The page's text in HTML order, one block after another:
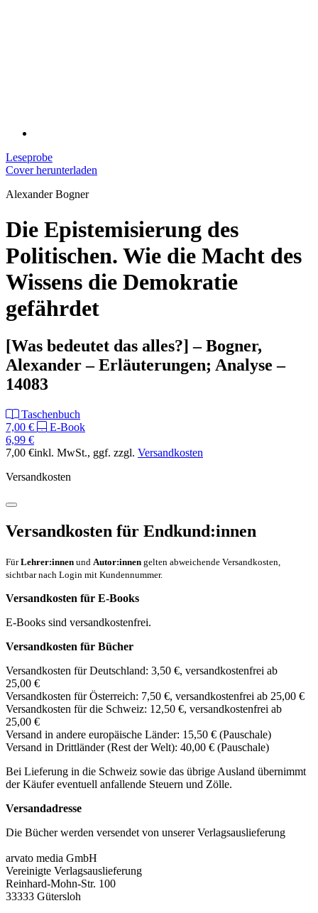
Leseprobe
Cover herunterladen
Alexander Bogner
Die Epistemisierung des
Politischen. Wie die Macht des
Wissens die Demokratie
gefährdet
[Was bedeutet das alles?] – Bogner,
Alexander – Erläuterungen; Analyse –
14083
Taschenbuch
7,00 €
E-Book
6,99 €
7,00 €inkl. MwSt., ggf. zzgl. Versandkosten
Versandkosten
Versandkosten für Endkund:innen
FürLehrer:innen und Autor:innen gelten abweichende Versandkosten,
sichtbar nach Login mit Kundennummer.
Versandkosten für E-Books
E-Books sind versandkostenfrei.
Versandkosten für Bücher
Versandkosten für Deutschland: 3,50 €, versandkostenfrei ab
25,00 €
Versandkosten für Österreich: 7,50 €, versandkostenfrei ab 25,00 €
Versandkosten für die Schweiz: 12,50 €, versandkostenfrei ab
25,00 €
Versand in andere europäische Länder: 15,50 € (Pauschale)
Versand in Drittländer (Rest der Welt): 40,00 € (Pauschale)
Bei Lieferung in die Schweiz sowie das übrige Ausland übernimmt
der Käufer eventuell anfallende Steuern und Zölle.
Versandadresse
Die Bücher werden versendet von unserer Verlagsauslieferung
arvato media GmbH
Vereinigte Verlagsauslieferung
Reinhard-Mohn-Str. 100
33333 Gütersloh